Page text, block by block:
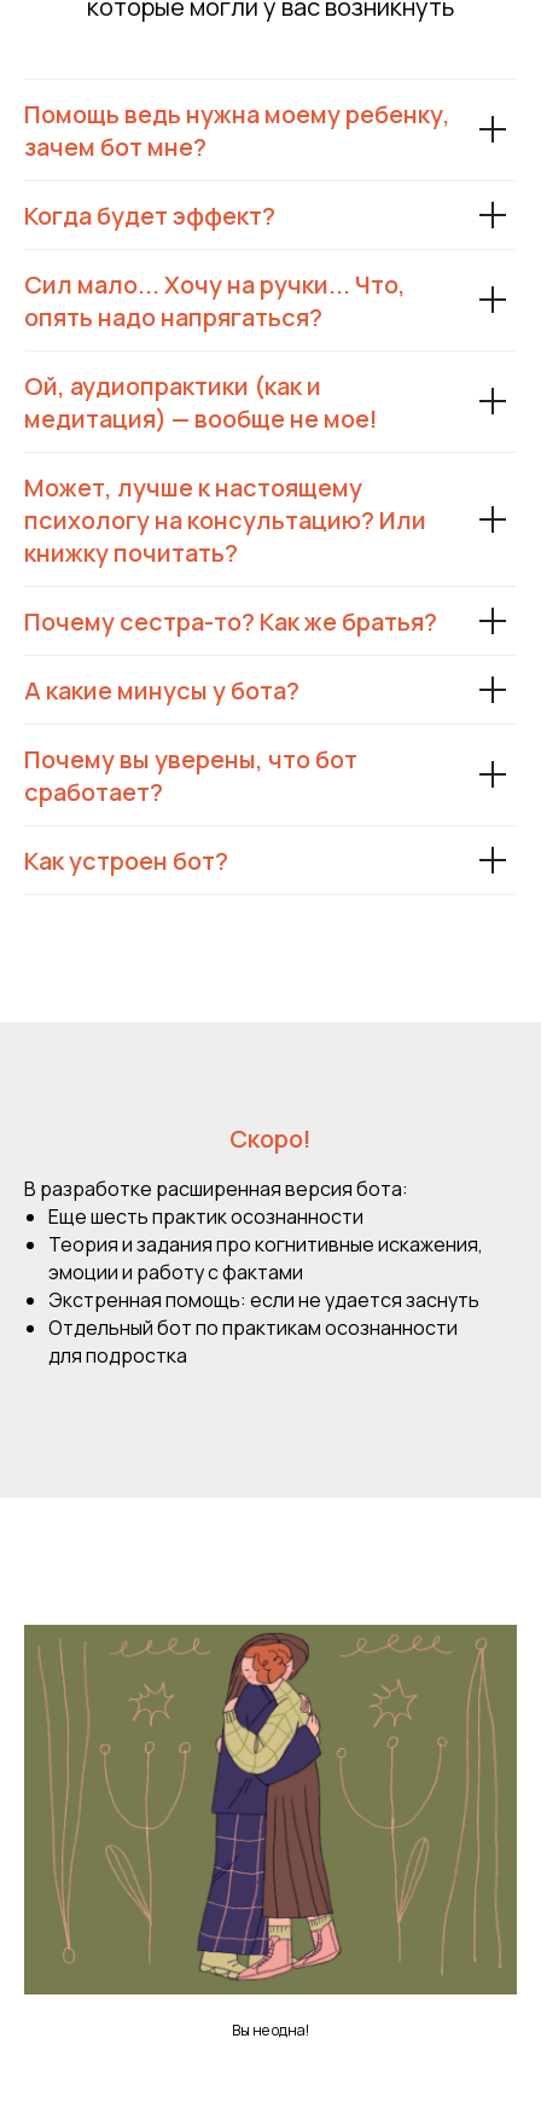
Помощь ведь нужна моему ребенку,
зачем бот мне?
Когда будет эффект?
Сил мало... Хочу на ручки... Что,
опять надо напрягаться?
Ой, аудиопрактики (как и
медитация) — вообще не мое!
Может, лучше к настоящему
психологу на консультацию? Или
книжку почитать?
Почему сестра-то? Как же братья?
А какие минусы у бота?
Почему вы уверены, что бот
сработает?
Как устроен бот?
Скоро!
В разработке расширенная версия бота:
Еще шесть практик осознанности
Теория и задания про когнитивные искажения,
эмоции и работу с фактами
Экстренная помощь: если не удается заснуть
Отдельный бот по практикам осознанности
для подростка
Вы не одна!